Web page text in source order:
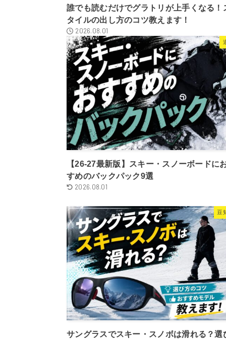
誰でも読むだけでグラトリが上手くなる！
タイルの出し方のコツ教えます！
2026.08.01
【26-27最新版】スキー・スノーボードに
すめのバックパック9選
2026.08.01
豆
サングラスでスキー・スノボは滑れる？選